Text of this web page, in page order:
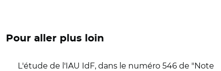
Pour aller plus loin
L'étude de l'IAU IdF, dans le numéro 546 de "Note